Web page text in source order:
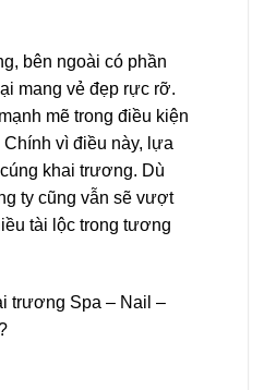
bên ngoài có phần
mang vẻ đẹp rực rỡ.
mẽ trong điều kiện
vì điều này, lựa
khai trương. Dù
ty cũng vẫn sẽ vượt
tài lộc trong tương
trương Spa – Nail –